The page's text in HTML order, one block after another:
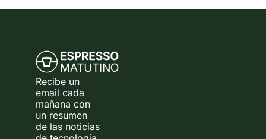
Recibe un
email cada
mañana con
un resumen
de las noticias